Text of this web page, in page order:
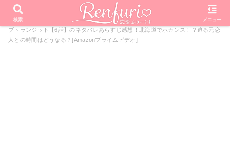
PR
ホーム 恋愛リアリティーショー ラブトランジット
ラ
ブトランジット【6話】のネタバレあらすじ感想！北海道でホカンス！？迫る元恋
人との時間はどうなる？[Amazonプライムビデオ]
検索 メニュー